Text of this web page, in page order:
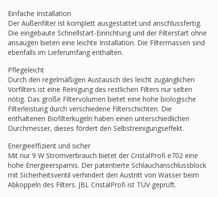
Einfache Installation
Der Außenfilter ist komplett ausgestattet und anschlussfertig.
Die eingebaute Schnellstart-Einrichtung und der Filterstart ohne
ansaugen bieten eine leichte Installation. Die Filtermassen sind
ebenfalls im Lieferumfang enthalten.
Pflegeleicht
Durch den regelmäßigen Austausch des leicht zugänglichen
Vorfilters ist eine Reinigung des restlichen Filters nur selten
nötig. Das große Filtervolumen bietet eine hohe biologische
Filterleistung durch verschiedene Filterschichten. Die
enthaltenen Biofilterkugeln haben einen unterschiedlichen
Durchmesser, dieses fördert den Selbstreinigungseffekt.
Energieeffizient und sicher
Mit nur 9 W Stromverbrauch bietet der CristalProfi e702 eine
hohe Energieersparnis. Der patentierte Schlauchanschlussblock
mit Sicherheitsventil verhindert den Austritt von Wasser beim
Abkoppeln des Filters. JBL CristalProfi ist TÜV geprüft.